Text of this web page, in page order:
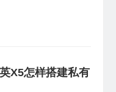
X5怎样搭建私有